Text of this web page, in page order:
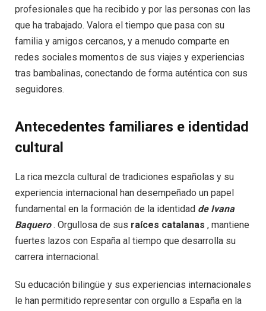
profesionales que ha recibido y por las personas con las
que ha trabajado. Valora el tiempo que pasa con su
familia y amigos cercanos, y a menudo comparte en
redes sociales momentos de sus viajes y experiencias
tras bambalinas, conectando de forma auténtica con sus
seguidores.
Antecedentes familiares e identidad
cultural
La rica mezcla cultural de tradiciones españolas y su
experiencia internacional han desempeñado un papel
fundamental en la formación de la identidad de Ivana
Baquero. Orgullosa de sus raíces catalanas , mantiene
fuertes lazos con España al tiempo que desarrolla su
carrera internacional.
Su educación bilingüe y sus experiencias internacionales
le han permitido representar con orgullo a España en la